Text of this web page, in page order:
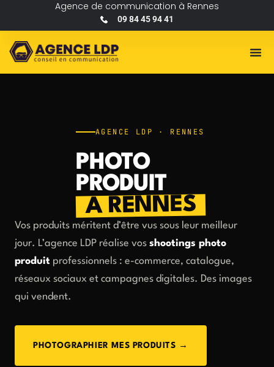
Agence de communication à Rennes
09 84 45 94 41
AGENCE LDP · RENNES
PHOTO
PRODUIT
À RENNES
Vos produits méritent d’être vus sous leur meilleur
jour. L’agence LDP réalise vos shootings photo
produit professionnels : e-commerce, catalogue,
réseaux sociaux et campagnes digitales. Des images
qui vendent.
PHOTOGRAPHIER MES PRODUITS →